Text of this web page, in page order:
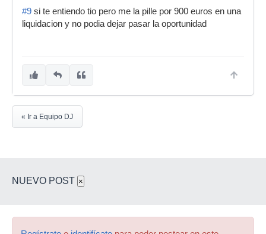
#9 si te entiendo tio pero me la pille por 900 euros en una
liquidacion y no podia dejar pasar la oportunidad
« Ir a Equipo DJ
NUEVO POST ×